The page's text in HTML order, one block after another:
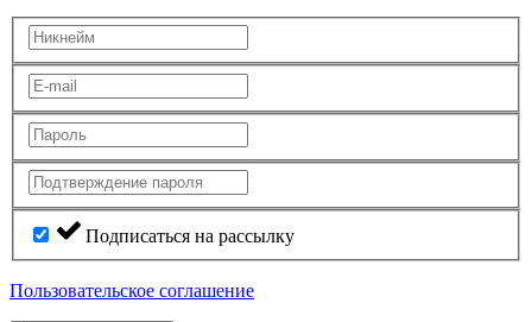
Подписаться на рассылку
Пользовательское соглашение